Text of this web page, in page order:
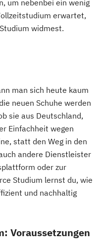
um nebenbei ein wenig
erwartet,
widmest.
man sich heute kaum
neuen Schuhe werden
sie aus Deutschland,
Einfachheit wegen
statt den Weg in den
andere Dienstleister
oder zur
Studium lernst du, wie
und nachhaltig
Voraussetzungen